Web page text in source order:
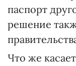
паспорт
решение
Что же